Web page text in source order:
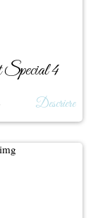
4
Descriere